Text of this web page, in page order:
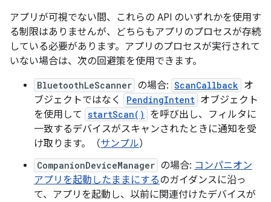
アプリが可視でない間、これらの API のいずれかを使用す
る制限はありませんが、どちらもアプリのプロセスが存続
している必要があります。アプリのプロセスが実行されて
いない場合は、次の回避策を使用できます。
BluetoothLeScanner の場合: ScanCallback オ
ブジェクトではなく
PendingIntent オブジェクト
を使用して startScan()
を呼び出し、フィルタに
一致するデバイスがスキャンされたときに通知を受
け取ります。（サンプル）
CompanionDeviceManager の場合: コンパニオン
アプリを起動したままにするのガイダンスに沿っ
て、アプリを起動し、以前に関連付けたデバイスが